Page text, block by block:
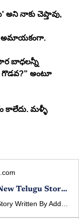
అని నాకు చెప్తావు,
అమాయకంగా.
బాధలన్నీ
గొడవ?" అంటూ
కాలేదు. మళ్ళీ
Ajnanam - అజ్ఞానం - New Telugu Story Written By Addanki Lakshmi